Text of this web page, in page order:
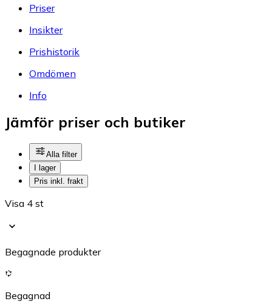
Priser
Insikter
Prishistorik
Omdömen
Info
Jämför priser och butiker
Alla filter
I lager
Pris inkl. frakt
Visa 4 st
Begagnade produkter
Begagnad